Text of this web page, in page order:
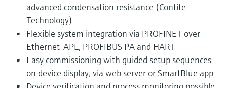
advanced condensation resistance (Contite
Technology)
Flexible system integration via PROFINET over
Ethernet-APL, PROFIBUS PA and HART
Easy commissioning with guided setup sequences
on device display, via web server or SmartBlue app